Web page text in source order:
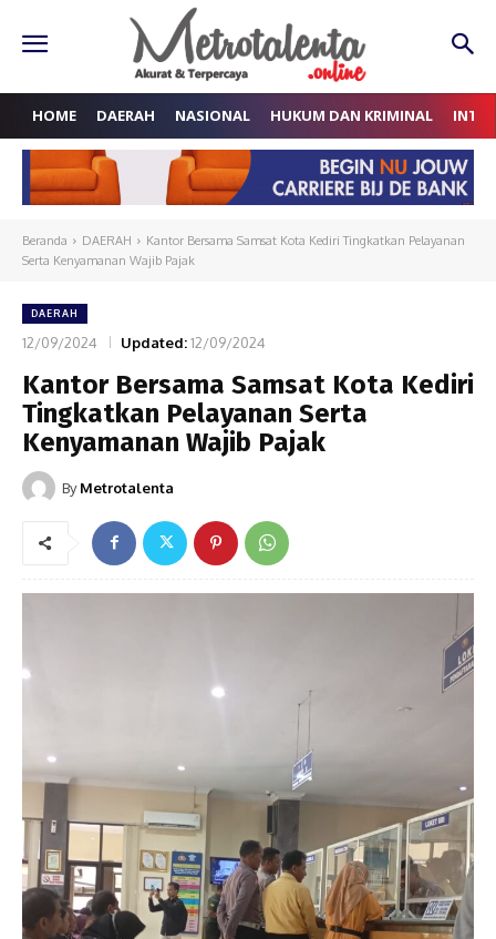
HOME DAERAH NASIONAL HUKUM DAN KRIMINAL
Beranda DAERAH
Kantor Bersama Samsat Kota Kediri Tingkatkan Pelayanan
Serta Kenyamanan Wajib Pajak
DAERAH
12/09/2024 Updated:12/09/2024
Kantor Bersama Samsat Kota Kediri
Tingkatkan Pelayanan Serta
Kenyamanan Wajib Pajak
By Metrotalenta